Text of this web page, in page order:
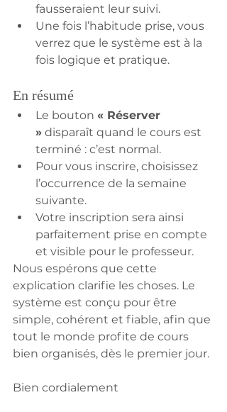
fausseraient leur suivi.
Une fois l’habitude prise, vous
verrez que le système est à la
fois logique et pratique.
En résumé
Le bouton « Réserver
» disparaît quand le cours est
terminé : c’est normal.
Pour vous inscrire, choisissez
l’occurrence de la semaine
suivante.
Votre inscription sera ainsi
parfaitement prise en compte
et visible pour le professeur.
Nous espérons que cette
explication clarifie les choses. Le
système est conçu pour être
simple, cohérent et fiable, afin que
tout le monde profite de cours
bien organisés, dès le premier jour.
Bien cordialement